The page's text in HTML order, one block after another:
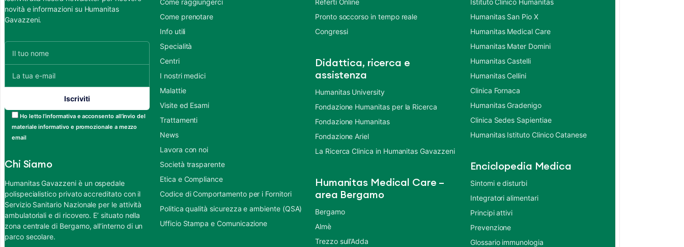
novità e informazioni su Humanitas
Gavazzeni.
Ho letto l’informativa e acconsento all’invio del
materiale informativo e promozionale a mezzo
email
Chi Siamo
Humanitas Gavazzeni è un ospedale
polispecialistico privato accreditato con il
Servizio Sanitario Nazionale per le attività
ambulatoriali e di ricovero. E’ situato nella
zona centrale di Bergamo, all’interno di un
parco secolare.
Come raggiungerci
Come prenotare
Info utili
Specialità
Centri
I nostri medici
Malattie
Visite ed Esami
Trattamenti
News
Lavora con noi
Società trasparente
Etica e Compliance
Codice di Comportamento per i Fornitori
Politica qualità sicurezza e ambiente (QSA)
Ufficio Stampa e Comunicazione
Referti Online
Pronto soccorso in tempo reale
Congressi
Didattica, ricerca e
assistenza
Humanitas University
Fondazione Humanitas per la Ricerca
Fondazione Humanitas
Fondazione Ariel
La Ricerca Clinica in Humanitas Gavazzeni
Humanitas Medical Care –
area Bergamo
Bergamo
Almè
Trezzo sull’Adda
Istituto Clinico Humanitas
Humanitas San Pio X
Humanitas Medical Care
Humanitas Mater Domini
Humanitas Castelli
Humanitas Cellini
Clinica Fornaca
Humanitas Gradenigo
Clinica Sedes Sapientiae
Humanitas Istituto Clinico Catanese
Enciclopedia Medica
Sintomi e disturbi
Integratori alimentari
Principi attivi
Prevenzione
Glossario immunologia